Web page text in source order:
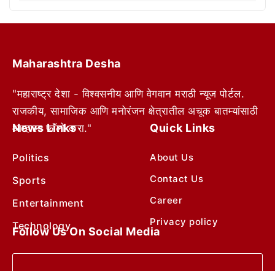
Maharashtra Desha
"महाराष्ट्र देशा - विश्वसनीय आणि वेगवान मराठी न्यूज पोर्टल.
राजकीय, सामाजिक आणि मनोरंजन क्षेत्रातील अचूक बातम्यांसाठी
आम्हाला फॉलो करा."
News Links
Politics
Sports
Entertainment
Technology
Quick Links
About Us
Contact Us
Career
Privacy policy
Follow Us On Social Media